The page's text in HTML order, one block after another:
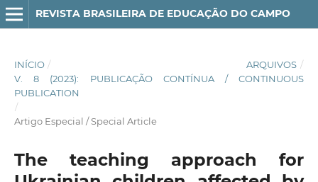
REVISTA BRASILEIRA DE EDUCAÇÃO DO CAMPO
INÍCIO / ARQUIVOS /
V. 8 (2023): PUBLICAÇÃO CONTÍNUA / CONTINUOUS
PUBLICATION
/
Artigo Especial / Special Article
The teaching approach for